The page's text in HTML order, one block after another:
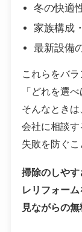
冬の快適
家族構成
最新設備
これらをバ
「どれを選
そんなとき
会社に相談す
失敗を防ぐこ
掃除のしや
レリフォー
見ながらの無